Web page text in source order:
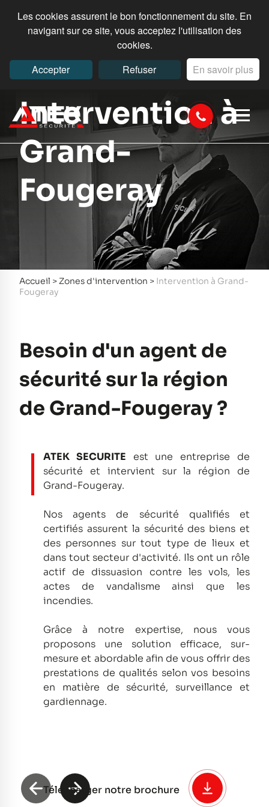
Les cookies assurent le bon fonctionnement du site. En
navigant sur ce site, vous acceptez l'utilisation des
cookies.
Accepter
Refuser En savoir plus
Intervention à
Grand-
Fougeray
Accueil > Zones d'intervention > Intervention à Grand-
Fougeray
Besoin d'un agent de
sécurité sur la région
de Grand-Fougeray ?
ATEK SECURITE est une entreprise de
sécurité et intervient sur la région de
Grand-Fougeray.
Nos agents de sécurité qualifiés et
certifiés assurent la sécurité des biens et
des personnes sur tout type de lieux et
dans tout secteur d'activité. Ils ont un rôle
actif de dissuasion contre les vols, les
actes de vandalisme ainsi que les
incendies.
Grâce à notre expertise, nous vous
proposons une solution efficace, sur-
mesure et abordable afin de vous offrir des
prestations de qualités selon vos besoins
en matière de sécurité, surveillance et
gardiennage.
Télécharger notre brochure